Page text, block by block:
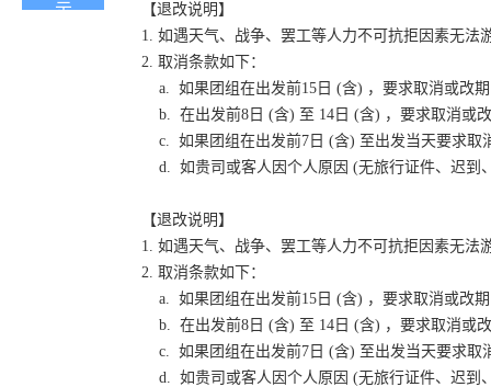
【退改说明】
1. 如遇天气、战争、罢工等人力不可抗拒因素无
2. 取消条款如下：
a. 如果团组在出发前15日 (含) ，要求取消或改
b. 在出发前8日 (含) 至 14日 (含) ，要求取消或
c. 如果团组在出发前7日 (含) 至出发当天要求取
d. 如贵司或客人因个人原因 (无旅行证件、迟到
【退改说明】
1. 如遇天气、战争、罢工等人力不可抗拒因素无
2. 取消条款如下：
a. 如果团组在出发前15日 (含) ，要求取消或改
b. 在出发前8日 (含) 至 14日 (含) ，要求取消或
c. 如果团组在出发前7日 (含) 至出发当天要求取
d. 如贵司或客人因个人原因 (无旅行证件、迟到